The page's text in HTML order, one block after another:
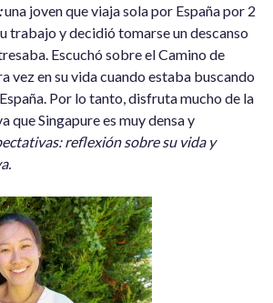
una joven que viaja sola por España por 2
trabajo y decidió tomarse un descanso
Escuchó sobre el Camino de
vez en su vida cuando estaba buscando
Por lo tanto, disfruta mucho de la
que Singapure es muy densa y
reflexión sobre su vida y